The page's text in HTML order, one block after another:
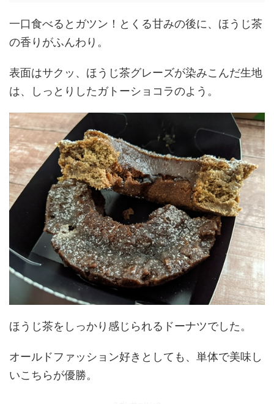
一口食べるとガツン！とくる甘みの後に、ほうじ茶
の香りがふんわり。
表面はサクッ、ほうじ茶グレーズが染みこんだ生地
は、しっとりしたガトーショコラのよう。
ほうじ茶をしっかり感じられるドーナツでした。
オールドファッション好きとしても、単体で美味し
いこちらが優勝。